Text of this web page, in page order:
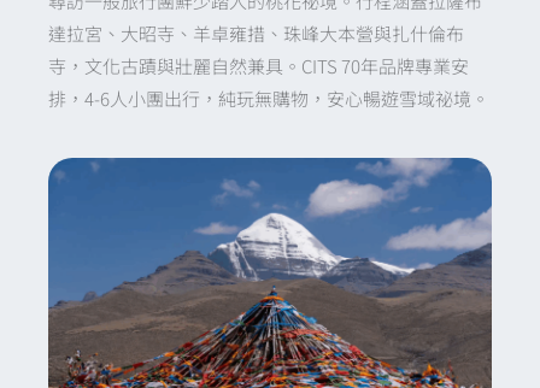
深度。
達拉宮、大昭寺、羊卓雍措、珠峰大本營與扎什倫布
寺，文化古蹟與壯麗自然兼具。CITS 70年品牌專業安
排，4-6人小團出行，純玩無購物，安心暢遊雪域祕境。